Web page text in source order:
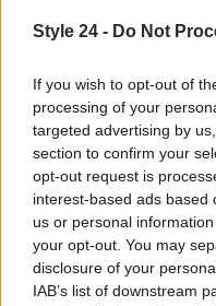
Style 24 - Do Not
If you wish to opt-out of
processing of your
targeted advertising by
section to confirm your
opt-out request is
interest-based ads based
us or personal
your opt-out. You may
disclosure of your
IAB’s list of downstream